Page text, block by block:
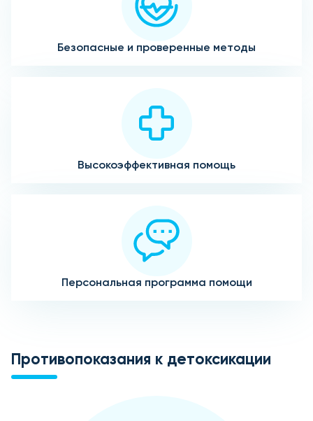
Безопасные и проверенные методы
Высокоэффективная помощь
Персональная программа помощи
Противопоказания к детоксикации